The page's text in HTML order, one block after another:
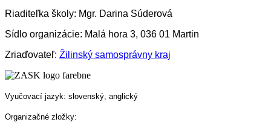
Riaditeľka školy: Mgr. Darina Súderová
Sídlo organizácie: Malá hora 3, 036 01 Martin
Zriaďovateľ: Žilinský samosprávny kraj
Vyučovací jazyk: slovenský, anglický
Organizačné zložky: